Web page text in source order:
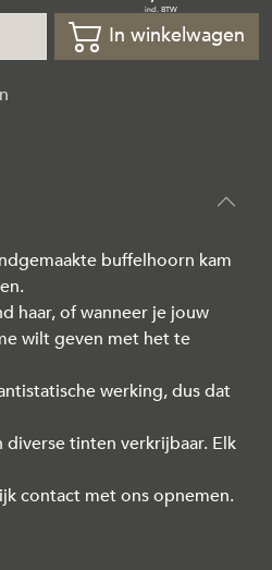
In winkelwagen
buffelhoorn kam
haar, of wanneer je jouw
wilt geven met het te
werking, dus dat
diverse tinten verkrijbaar. Elk
contact met ons opnemen.